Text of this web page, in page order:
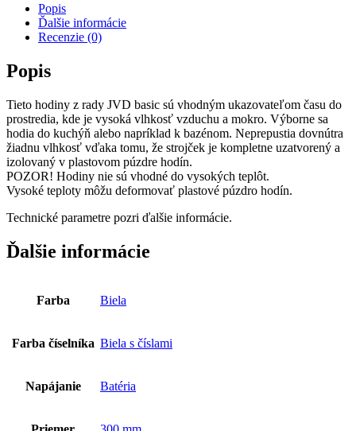
Popis
Ďalšie informácie
Recenzie (0)
Popis
Tieto hodiny z rady JVD basic sú vhodným ukazovateľom času do
prostredia, kde je vysoká vlhkosť vzduchu a mokro. Výborne sa
hodia do kuchýň alebo napríklad k bazénom. Neprepustia dovnútra
žiadnu vlhkosť vďaka tomu, že strojček je kompletne uzatvorený a
izolovaný v plastovom púzdre hodín.
POZOR! Hodiny nie sú vhodné do vysokých teplôt.
Vysoké teploty môžu deformovať plastové púzdro hodín.
Technické parametre pozri ďalšie informácie.
Ďalšie informácie
Farba Biela
Farba číselníka Biela s číslami
Napájanie Batéria